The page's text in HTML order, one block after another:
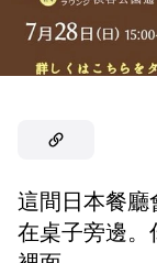
這間日本餐廳
在桌子旁邊。